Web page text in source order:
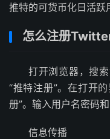
推特的可货币化日活跃
怎么注册
打开浏览器，搜
“推特注册”。在打开
册”。输入用户名密码
信息传播